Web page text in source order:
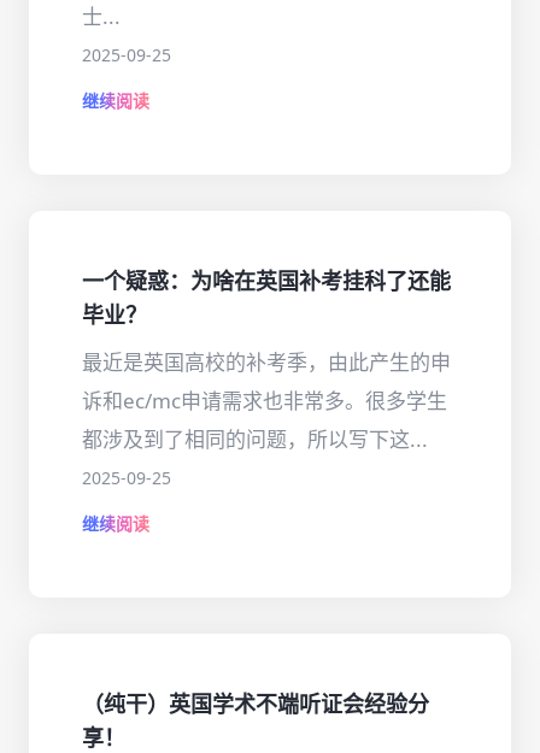
士...
2025-09-25
继续阅读
一个疑惑：为啥在英国补考挂科了还能
毕业？
最近是英国高校的补考季，由此产生的申
诉和ec/mc申请需求也非常多。很多学生
都涉及到了相同的问题，所以写下这...
2025-09-25
继续阅读
（纯干）英国学术不端听证会经验分
享！